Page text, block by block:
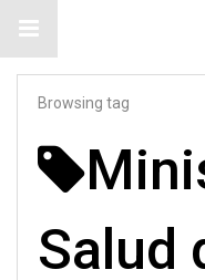
Browsing tag
Salud